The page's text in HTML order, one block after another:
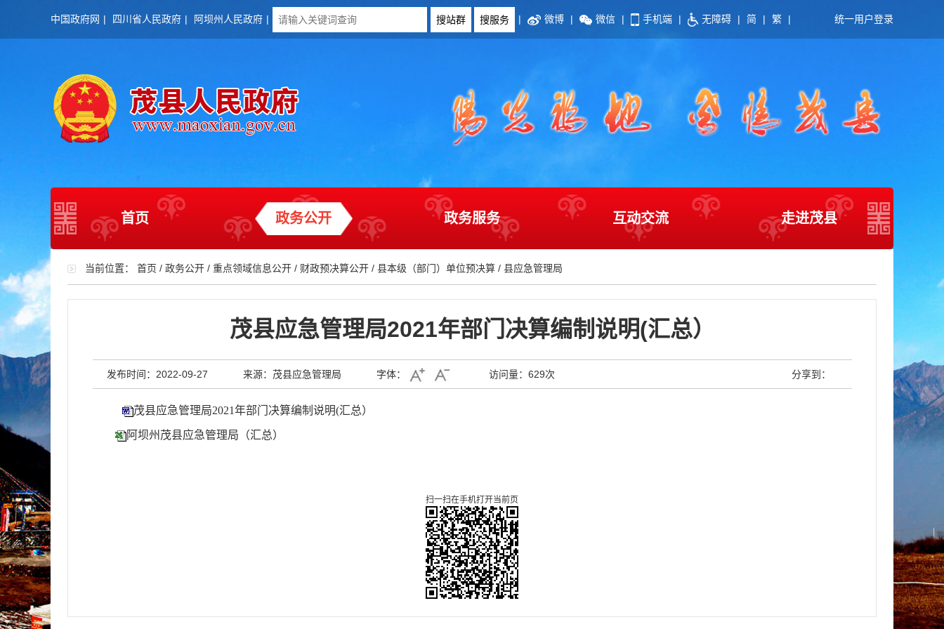
中国政府网 | 四川省人民政府 | 阿坝州人民政府 | | 微博 | 微信 | 手机端 | 无障碍 | 简 | 繁 | 统一用户登录
首页 政务公开 政务服务 互动交流 走进茂县
当前位置： 首页 / 政务公开 / 重点领域信息公开 / 财政预决算公开 / 县本级（部门）单位预决算 / 县应急管理局
茂县应急管理局2021年部门决算编制说明(汇总）
发布时间：2022-09-27 来源：茂县应急管理局 字体： 访问量： 629次 分享到：
茂县应急管理局2021年部门决算编制说明(汇总）
阿坝州茂县应急管理局（汇总）
扫一扫在手机打开当前页